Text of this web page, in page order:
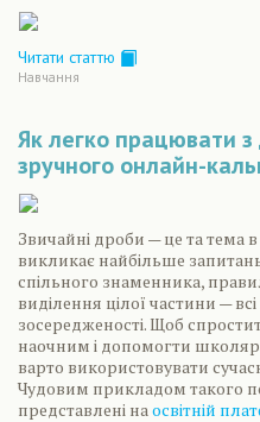
Читати статтю
Навчання
Як легко працювати
зручного онлайн-
Звичайні дроби — це та тема
викликає найбільше
спільного знаменника,
виділення цілої частини —
зосередженості. Щоб
наочним і допомогти
варто використовувати
Чудовим прикладом такого
представлені на освітній